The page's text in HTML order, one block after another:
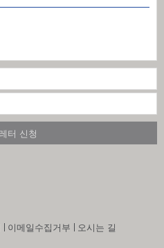
이메일수집거부
오시는 길